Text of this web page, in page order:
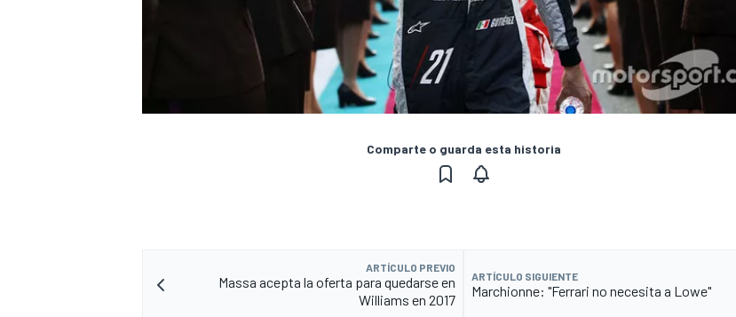
Comparte o guarda esta historia
ARTÍCULO PREVIO
Massa acepta la oferta para quedarse en
Williams en 2017
ARTÍCULO SIGUIENTE
Marchionne: "Ferrari no necesita a Lowe"